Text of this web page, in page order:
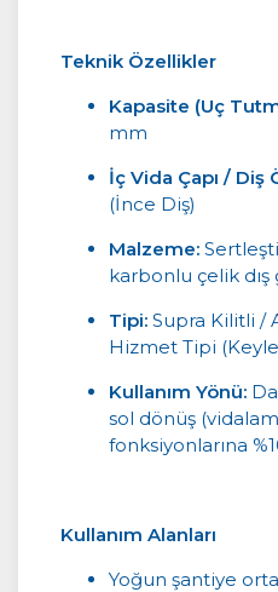
Teknik Özellikler
Kapasite (Uç
mm
İç Vida Çapı / Diş
(İnce Diş)
Malzeme:
karbonlu çelik
Tipi: Supra Kilitli /
Hizmet Tipi
Kullanım Yönü:
sol dönüş
fonksiyonlarına
Kullanım Alanları
Yoğun şantiye